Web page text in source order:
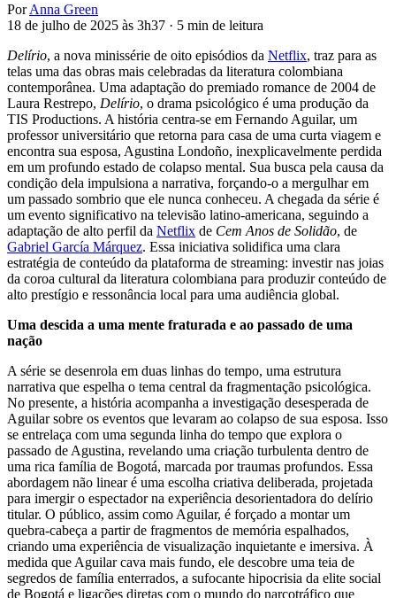
Por Anna Green
18 de julho de 2025 às 3h37 · 5 min de leitura
Delírio, a nova minissérie de oito episódios da Netflix, traz para as
telas uma das obras mais celebradas da literatura colombiana
contemporânea. Uma adaptação do premiado romance de 2004 de
Laura Restrepo, Delírio, o drama psicológico é uma produção da
TIS Productions. A história centra-se em Fernando Aguilar, um
professor universitário que retorna para casa de uma curta viagem e
encontra sua esposa, Agustina Londoño, inexplicavelmente perdida
em um profundo estado de colapso mental. Sua busca pela causa da
condição dela impulsiona a narrativa, forçando-o a mergulhar em
um passado sombrio que ele nunca conheceu. A chegada da série é
um evento significativo na televisão latino-americana, seguindo a
adaptação de alto perfil da Netflix de Cem Anos de Solidão, de
Gabriel García Márquez. Essa iniciativa solidifica uma clara
estratégia de conteúdo da plataforma de streaming: investir nas joias
da coroa cultural da literatura colombiana para produzir conteúdo de
alto prestígio e ressonância local para uma audiência global.
Uma descida a uma mente fraturada e ao passado de uma
nação
A série se desenrola em duas linhas do tempo, uma estrutura
narrativa que espelha o tema central da fragmentação psicológica.
No presente, a história acompanha a investigação desesperada de
Aguilar sobre os eventos que levaram ao colapso de sua esposa. Isso
se entrelaça com uma segunda linha do tempo que explora o
passado de Agustina, revelando uma criação turbulenta dentro de
uma rica família de Bogotá, marcada por traumas profundos. Essa
abordagem não linear é uma escolha criativa deliberada, projetada
para imergir o espectador na experiência desorientadora do delírio
titular. O público, assim como Aguilar, é forçado a montar um
quebra-cabeça a partir de fragmentos de memória espalhados,
criando uma experiência de visualização inquietante e imersiva. À
medida que Aguilar cava mais fundo, ele descobre uma teia de
segredos de família enterrados, a sufocante hipocrisia da elite social
de Bogotá e ligações diretas com o mundo do narcotráfico que